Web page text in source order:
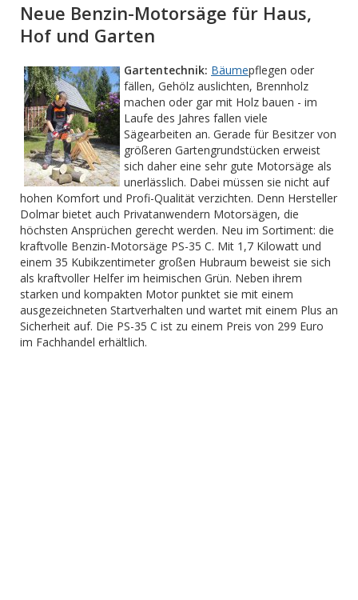
Neue Benzin-Motorsäge für Haus,
Hof und Garten
Gartentechnik: Bäumepflegen oder
fällen, Gehölz auslichten, Brennholz
machen oder gar mit Holz bauen - im
Laufe des Jahres fallen viele
Sägearbeiten an. Gerade für Besitzer von
größeren Gartengrundstücken erweist
sich daher eine sehr gute Motorsäge als
unerlässlich. Dabei müssen sie nicht auf
hohen Komfort und Profi-Qualität verzichten. Denn Hersteller
Dolmar bietet auch Privatanwendern Motorsägen, die
höchsten Ansprüchen gerecht werden. Neu im Sortiment: die
kraftvolle Benzin-Motorsäge PS-35 C. Mit 1,7 Kilowatt und
einem 35 Kubikzentimeter großen Hubraum beweist sie sich
als kraftvoller Helfer im heimischen Grün. Neben ihrem
starken und kompakten Motor punktet sie mit einem
ausgezeichneten Startverhalten und wartet mit einem Plus an
Sicherheit auf. Die PS-35 C ist zu einem Preis von 299 Euro
im Fachhandel erhältlich.